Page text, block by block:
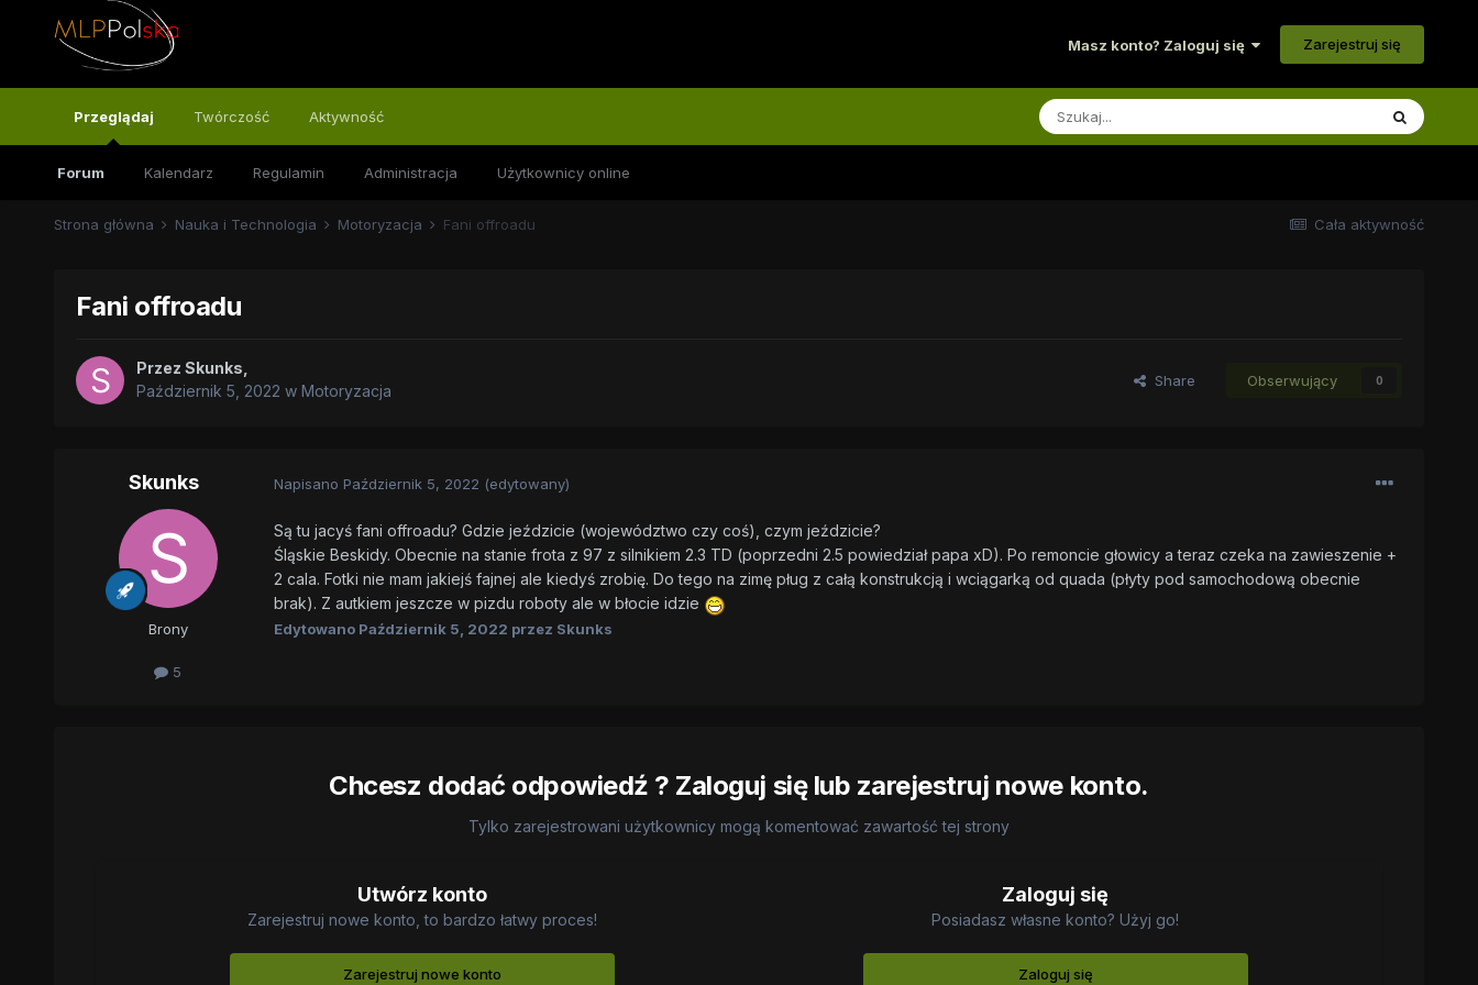
Masz konto? Zaloguj się Zarejestruj się
Przeglądaj
Forum Kalendarz Regulamin Administracja Użytkownicy online
Twórczość Aktywność
Cała aktywność
Strona główna Nauka i Technologia Motoryzacja Fani offroadu
Fani offroadu
Przez Skunks
Październik 5, 2022 w Motoryzacja
Share Obserwujący 0
Skunks
Brony
5
Napisano Październik 5, 2022 (edytowany)
Są tu jacyś fani offroadu? Gdzie jeździcie (województwo czy coś), czym jeździcie?
Śląskie Beskidy. Obecnie na stanie frota z 97 z silnikiem 2.3 TD (poprzedni 2.5 powiedział papa xD). Po remoncie głowicy a teraz czeka na zawieszenie +
2 cala. Fotki nie mam jakiejś fajnej ale kiedyś zrobię. Do tego na zimę pług z całą konstrukcją i wciągarką od quada (płyty pod samochodową obecnie
brak). Z autkiem jeszcze w pizdu roboty ale w błocie idzie
Edytowano Październik 5, 2022 przez Skunks
Chcesz dodać odpowiedź ? Zaloguj się lub zarejestruj nowe konto.
Tylko zarejestrowani użytkownicy mogą komentować zawartość tej strony
Utwórz konto
Zarejestruj nowe konto, to bardzo łatwy proces!
Zarejestruj nowe konto
Zaloguj się
Posiadasz własne konto? Użyj go!
Zaloguj się